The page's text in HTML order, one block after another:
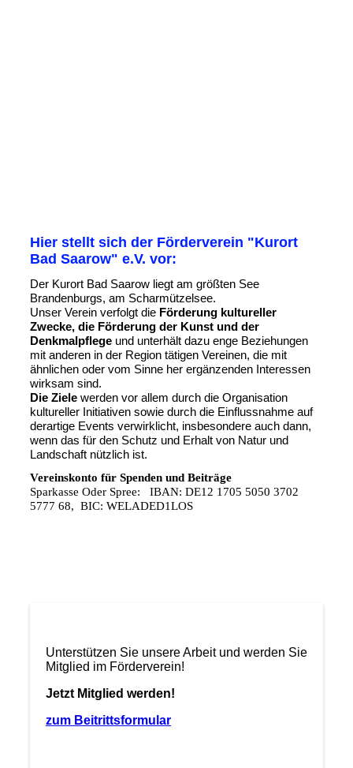
Hier stellt sich der Förderverein "Kurort
Bad Saarow" e.V. vor:
Der Kurort Bad Saarow liegt am größten See
Brandenburgs, am Scharmützelsee.
Unser Verein verfolgt dieFörderung kultureller
Zwecke, die Förderung der Kunst und der
Denkmalpflege und unterhält dazu enge Beziehungen
mit anderen in der Region tätigen Vereinen, die mit
ähnlichen oder vom Sinne her ergänzenden Interessen
wirksam sind.
Die Ziele werden vor allem durch die Organisation
kultureller Initiativen sowie durch die Einflussnahme auf
derartige Events verwirklicht, insbesondere auch dann,
wenn das für den Schutz und Erhalt von Natur und
Landschaft nützlich ist.
Vereinskonto für Spenden und Beiträge
Sparkasse Oder Spree: IBAN: DE12 1705 5050 3702
5777 68, BIC: WELADED1LOS
Unterstützen Sie unsere Arbeit und werden Sie
Mitglied im Förderverein!
Jetzt Mitglied werden!
zum Beitrittsformular